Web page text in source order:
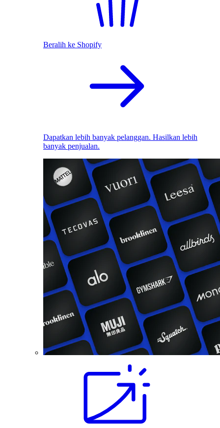
Beralih ke Shopify
Dapatkan lebih banyak pelanggan. Hasilkan lebih
banyak penjualan.